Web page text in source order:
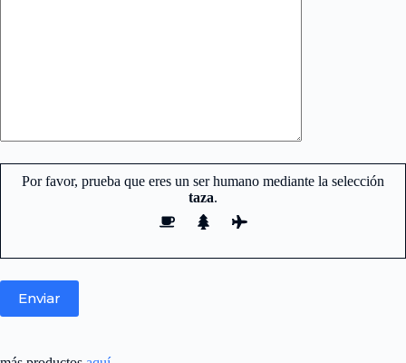
Por favor, prueba que eres un ser humano mediante la selección
taza.